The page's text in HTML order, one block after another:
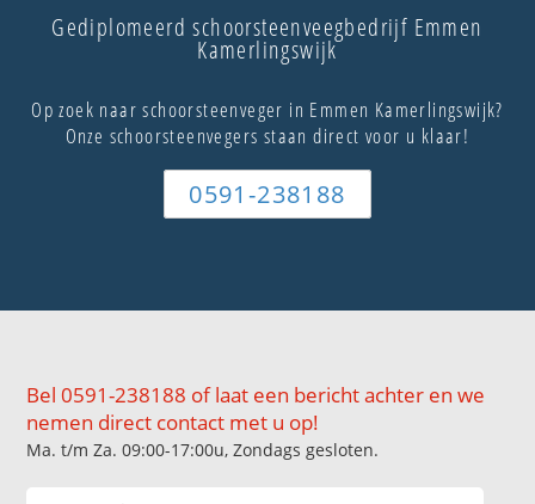
Gediplomeerd schoorsteenveegbedrijf Emmen
Kamerlingswijk
Op zoek naar schoorsteenveger in Emmen Kamerlingswijk?
Onze schoorsteenvegers staan direct voor u klaar!
0591-238188
Bel 0591-238188 of laat een bericht achter en we
nemen direct contact met u op!
Ma. t/m Za. 09:00-17:00u, Zondags gesloten.